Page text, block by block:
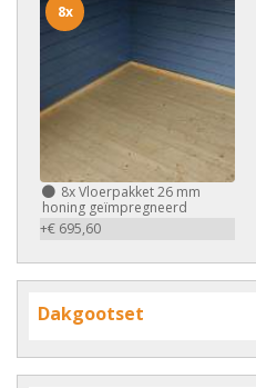
8xVloerpakket 26 mm
honing geïmpregneerd
+€ 695,60
8x
Dakgootset